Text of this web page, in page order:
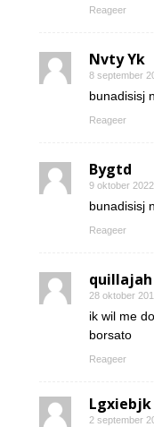
Reageer
Nvty Yk
8 september
bunadisisj
Reageer
Bygtd
9 oktober
bunadisisj
Reageer
quillajah
28 oktober
ik wil me
borsato
Reageer
Lgxiebjk
2 september